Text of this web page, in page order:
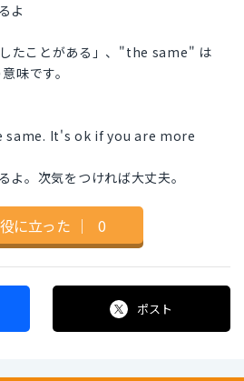
よ
たことがある」、"the same" は
味です。
same. It's ok if you are more
よ。次気をつければ大丈夫。
役に立った ｜ 0
ポスト